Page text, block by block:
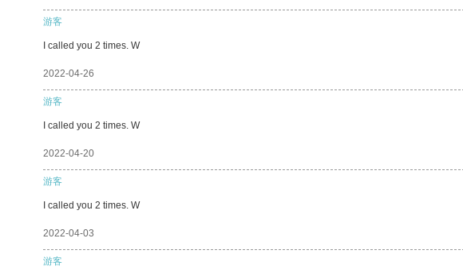
游客
I called you 2 times. W
2022-04-26
游客
I called you 2 times. W
2022-04-20
游客
I called you 2 times. W
2022-04-03
游客